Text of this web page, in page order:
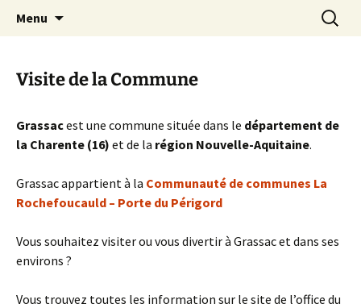
Commune de Grassac
Menu
Visite de la Commune
Grassacest une commune située dans le département de
la Charente (16) et de la région Nouvelle-Aquitaine.
Grassac appartient à la Communauté de communes La
Rochefoucauld – Porte du Périgord
Vous souhaitez visiter ou vous divertir à Grassac et dans ses
environs ?
Vous trouvez toutes les information sur le site de l’office du